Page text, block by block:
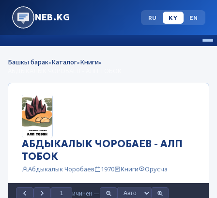
NEB.KG RU KY EN
Башкы барак»Каталог»Книги»
АБДЫКАЛЫК ЧОРОБАЕВ - АЛП
ТОБОК
Абдыкалык Чоробаев 1970 Книги Орусча
ичинен —